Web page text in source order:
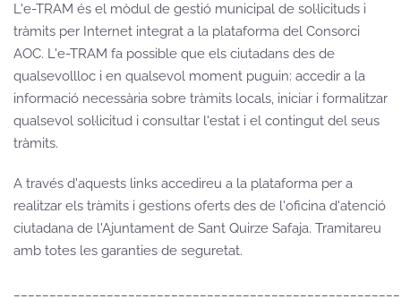
L'e-TRAM és el mòdul de gestió municipal de sol·licituds i
tràmits per Internet integrat a la plataforma del Consorci
AOC. L'e-TRAM fa possible que els ciutadans des de
qualsevollloc i en qualsevol moment puguin: accedir a la
informació necessària sobre tràmits locals, iniciar i formalitzar
qualsevol sol·licitud i consultar l'estat i el contingut del seus
tràmits.
A través d'aquests links accedireu a la plataforma per a
realitzar els tràmits i gestions oferts des de l'oficina d'atenció
ciutadana de l'Ajuntament de Sant Quirze Safaja. Tramitareu
amb totes les garanties de seguretat.